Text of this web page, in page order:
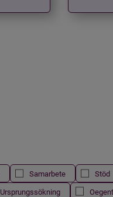
Samarbete Stöd
Ursprungssökning